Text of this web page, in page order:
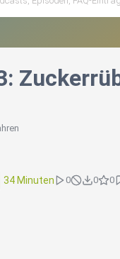
34 Minuten 0 0 0